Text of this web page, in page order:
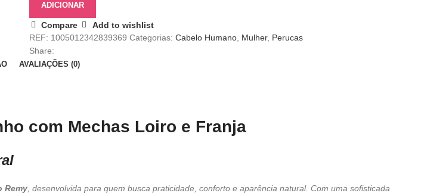
ADICIONAR
Compare
Add to wishlist
REF: 1005012342839369 Categorias: Cabelo Humano Mulher, Perucas
Share:
AVALIAÇÕES (0)
com Mechas Loiro e Franja
Remy , desenvolvida para quem busca praticidade, conforto e aparência natural. Com uma sofisticada